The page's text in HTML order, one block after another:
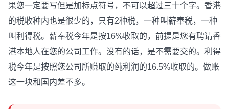
果您一定要写但是加标点符号，不可以超过三十个字。香港
的税收种内也是很少的，只有2种税，一种叫薪奉税，一种
叫利得税。薪奉税今年是按16%收取的，前提是您有聘请香
港本地人在您的公司工作。没有的话，是不需要交的。利得
税今年是按照您公司所赚取的纯利润的16.5%收取的。做账
这一块和国内差不多。